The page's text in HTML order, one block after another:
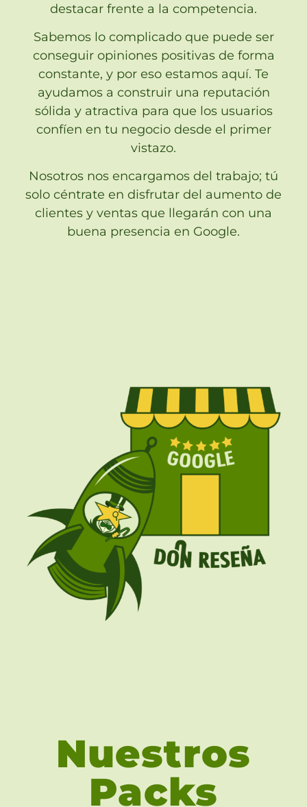
destacar frente a la competencia.
Sabemos lo complicado que puede ser
conseguir opiniones positivas de forma
constante, y por eso estamos aquí. Te
ayudamos a construir una reputación
sólida y atractiva para que los usuarios
confíen en tu negocio desde el primer
vistazo.
Nosotros nos encargamos del trabajo; tú
solo céntrate en disfrutar del aumento de
clientes y ventas que llegarán con una
buena presencia en Google.
Nuestros
Packs